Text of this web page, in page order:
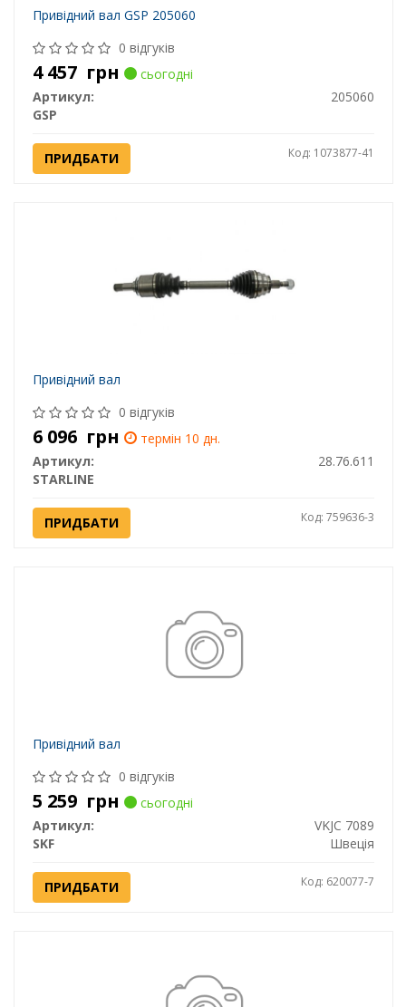
Привідний вал GSP 205060
0 відгуків
4 457 грн
сьогодні
Артикул:
205060
GSP
ПРИДБАТИ Код: 1073877-41
Привідний вал
0 відгуків
6 096 грн
термін 10 дн.
Артикул:
28.76.611
STARLINE
ПРИДБАТИ Код: 759636-3
Привідний вал
0 відгуків
5 259 грн
сьогодні
Артикул:
VKJC 7089
SKF
Швеція
ПРИДБАТИ Код: 620077-7